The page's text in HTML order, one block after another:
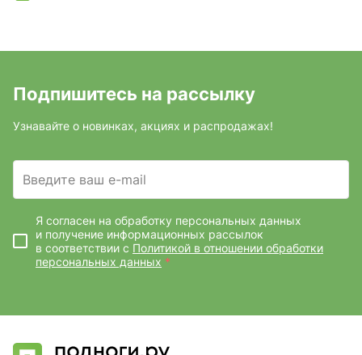
Подпишитесь на рассылку
Узнавайте о новинках, акциях и распродажах!
Введите ваш e-mail
Я согласен на обработку персональных данных
и получение информационных рассылок
в соответствии с Политикой в отношении обработки
персональных данных *